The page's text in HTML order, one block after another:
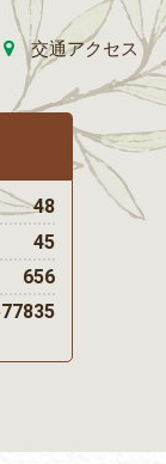
交通アクセス